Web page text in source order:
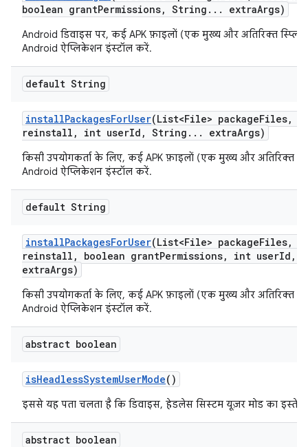
boolean grantPermissions, String . . . extraArgs)
Android डिवाइस पर, कई APK फ़ाइलों (एक मुख्य और अतिरिक्त
Android ऐप्लिकेशन इंस्टॉल करें.
default String
installPackagesForUser(List<File> packageFiles,
reinstall , int userId , String . . . extraArgs)
किसी उपयोगकर्ता के लिए, कई APK फ़ाइलों (एक मुख्य और अतिरिक्त
Android ऐप्लिकेशन इंस्टॉल करें.
default String
installPackagesForUser(List<File> packageFiles,
reinstall , boolean grantPermissions, int userId ,
extraArgs)
किसी उपयोगकर्ता के लिए, कई APK फ़ाइलों (एक मुख्य और अतिरिक्त
Android ऐप्लिकेशन इंस्टॉल करें.
abstract boolean
isHeadlessSystemUserMode()
इससे यह पता चलता है कि डिवाइस, हेडलेस सिस्टम यूज़र मोड का
abstract boolean